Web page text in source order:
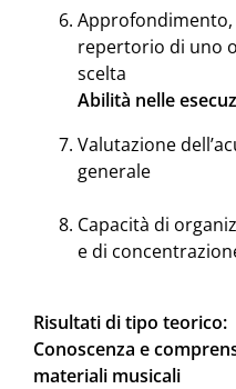
Approfondimento,
repertorio di uno
scelta
Abilità nelle
Valutazione
generale
Capacità di
e di
Risultati di tipo teorico:
Conoscenza e
materiali musicali